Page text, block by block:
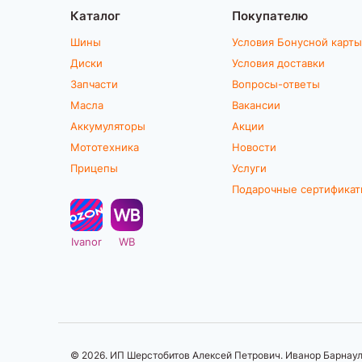
1350
Каталог
Шины
Диски
Запчасти
Масла
Аккумуляторы
Мототехника
Прицепы
Ivanor WB
Покупателю
Условия Бонусной карты
Условия доставки
Вопросы-ответы
Вакансии
Акции
Новости
Услуги
Подарочные
© 2026. ИП Шерстобитов Алексей Петрович. Иванор